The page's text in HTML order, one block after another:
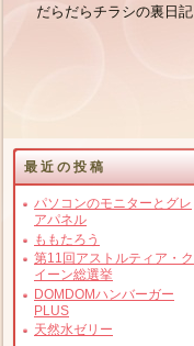
だらだらチラシの裏日記
最近の投稿
パソコンのモニターとグレ
アパネル
ももたろう
第11回アストルティア・ク
イーン総選挙
DOMDOMハンバーガー
PLUS
天然水ゼリー